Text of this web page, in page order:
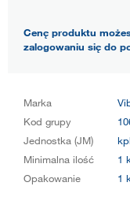
Cenę produktu
zalogowaniu się do
Marka
Kod grupy
Jednostka (JM)
kpl
Minimalna ilość
1
Opakowanie
1